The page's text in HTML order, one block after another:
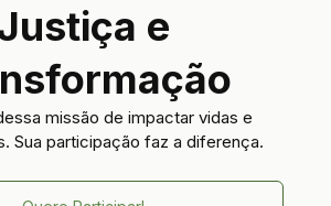
e
missão de impactar vidas e
Sua participação faz a diferença.